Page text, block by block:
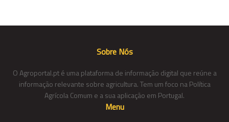
Sobre Nós
O Agroportal.pt é uma plataforma de informação digital que reúne a
informação relevante sobre agricultura. Tem um foco na Política
Agrícola Comum e a sua aplicação em Portugal.
Menu